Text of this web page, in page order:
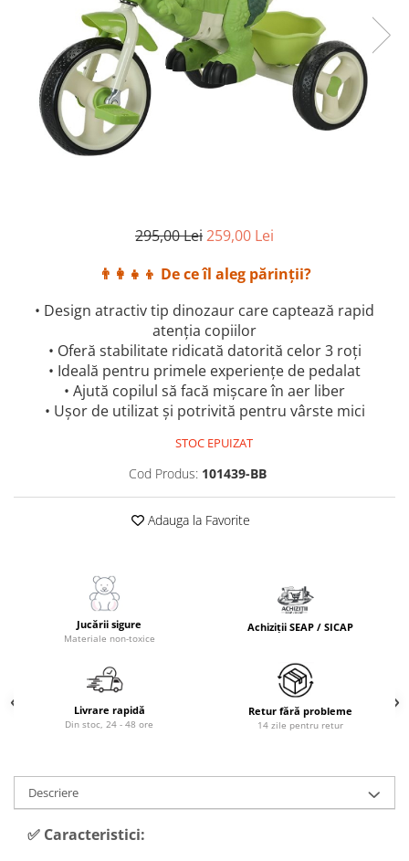
295,00 Lei259,00 Lei
👨‍👩‍👧‍👦 De ce îl aleg părinții?
• Design atractiv tip dinozaur care captează rapid
atenția copiilor
• Oferă stabilitate ridicată datorită celor 3 roți
• Ideală pentru primele experiențe de pedalat
• Ajută copilul să facă mișcare în aer liber
• Ușor de utilizat și potrivită pentru vârste mici
STOC EPUIZAT
Cod Produs: 101439-BB
Adauga la Favorite
Jucării sigure
Materiale non-toxice
Achiziții SEAP / SICAP
Livrare rapidă
Din stoc, 24 - 48 ore
Retur fără probleme
14 zile pentru retur
Descriere
✅ Caracteristici: